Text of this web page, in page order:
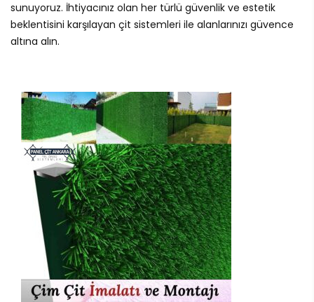
sunuyoruz. İhtiyacınız olan her türlü güvenlik ve estetik
beklentisini karşılayan çit sistemleri ile alanlarınızı güvence
altına alın.